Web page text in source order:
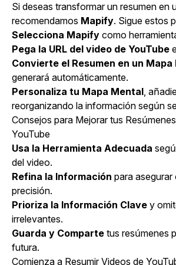
Si deseas transformar un resumen en
recomendamos Mapify. Sigue estos
Selecciona Mapify como
Pega la URL del video de YouTube
Convierte el Resumen en un
generará automáticamente.
Personaliza tu Mapa Mental,
reorganizando la información según
Consejos para Mejorar tus
YouTube
Usa la Herramienta Adecuada
del video.
Refina la Información para asegurar
precisión.
Prioriza la Información Clave y
irrelevantes.
Guarda y Comparte tus resúmenes
futura.
Comienza a Resumir Videos de